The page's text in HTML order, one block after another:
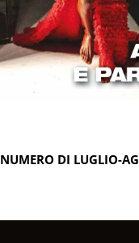
NUMERO DI LUGLIO-